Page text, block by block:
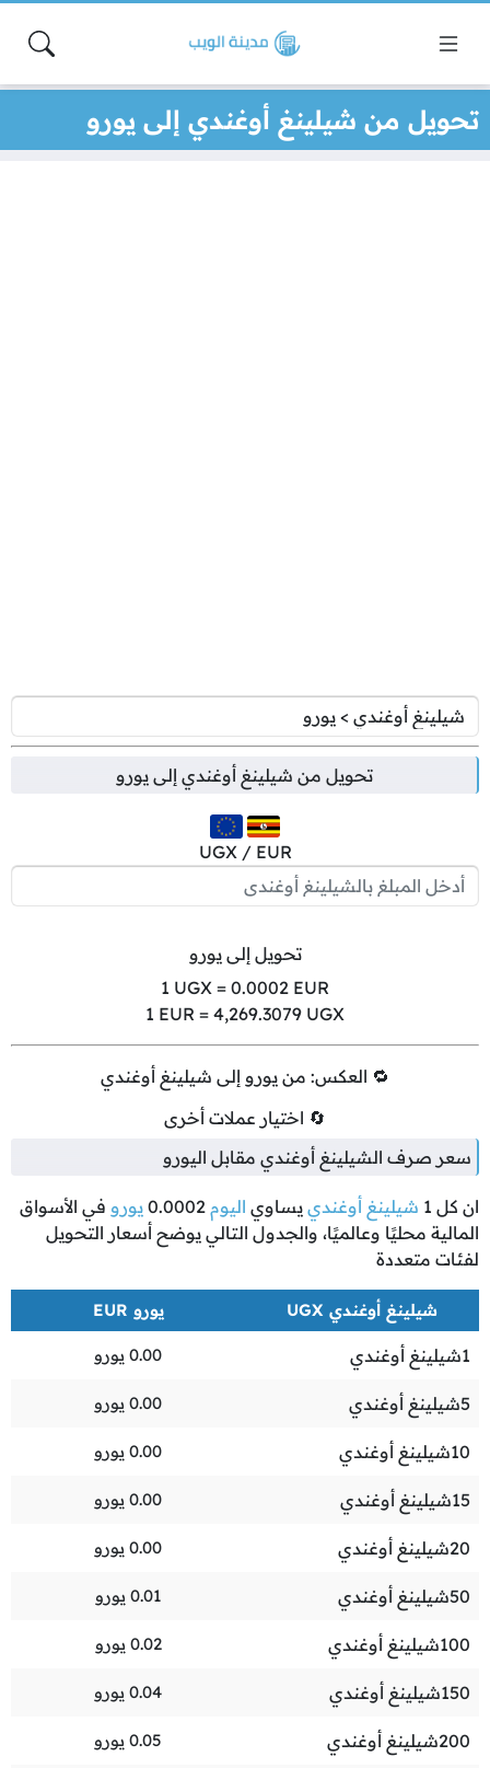
تحويل من شيلينغ أوغندي إلى يورو
تحويل من شيلينغ أوغندي إلىيورو
UGX / EUR
تحويل إلى يورو
1 UGX = 0.0002 EUR
1 EUR = 4,269.3079 UGX
🔁 العكس: من يورو إلى شيلينغ أوغندي
🔄 اختيار عملات أخرى
سعر صرف الشيلينغ أوغندي مقابل اليورو
ان كل 1 شيلينغ أوغندي يساوي اليوم 0.0002 يورو في الأسواق
المالية محليًا وعالميًا، والجدول التالي يوضح أسعار التحويل
لفئات متعددة
شيلينغ أوغندي UGX يورو EUR
1شيلينغ أوغندي 0.00 يورو
5شيلينغ أوغندي 0.00 يورو
10شيلينغ أوغندي 0.00 يورو
15شيلينغ أوغندي 0.00 يورو
20شيلينغ أوغندي 0.00 يورو
50شيلينغ أوغندي 0.01 يورو
100شيلينغ أوغندي 0.02 يورو
150شيلينغ أوغندي 0.04 يورو
200شيلينغ أوغندي 0.05 يورو